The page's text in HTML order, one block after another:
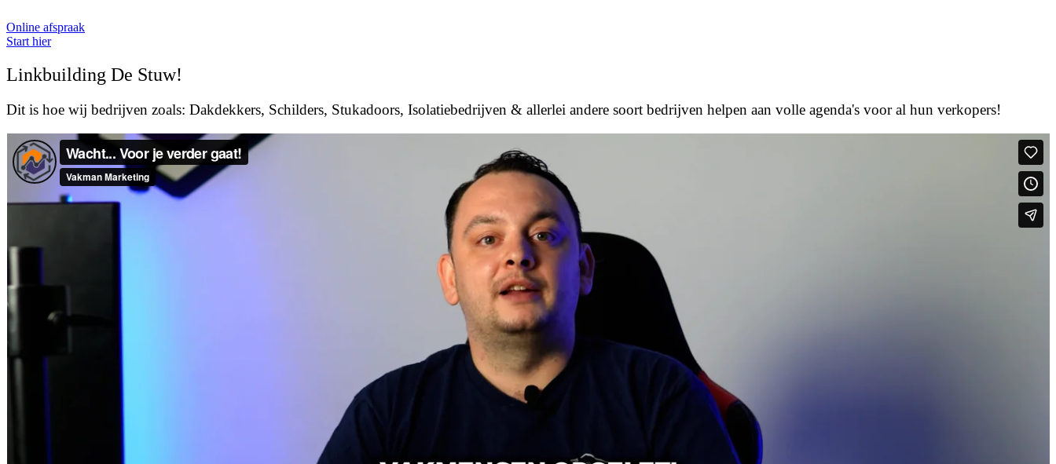
naar
de
Online afspraak
Start hier
Linkbuilding De Stuw!
Dit is hoe wij bedrijven zoals: Dakdekkers, Schilders, Stukadoors, Isolatiebedrijven & allerlei andere soort bedrijven helpen aan volle agenda's voor al hun verkopers!